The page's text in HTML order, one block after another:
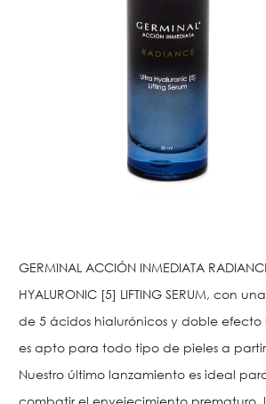
GERMINAL ACCIÓN INMEDIATA
HYALURONIC [5] LIFTING SERUM, con
de 5 ácidos hialurónicos y doble efecto
es apto para todo tipo de pieles a partir
Nuestro último lanzamiento es ideal